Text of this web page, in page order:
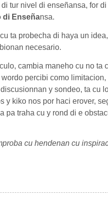
tur nivel di enseñansa, for
di Enseñansa.
ta probecha di haya un
necesario.
cambia maneho cu no ta
percibi como
y sondeo, ta cu
y kiko nos por haci erover,
pa traha cu y rond di e
cu hendenan cu